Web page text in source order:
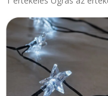
átlagos
értékelése
5-
ből